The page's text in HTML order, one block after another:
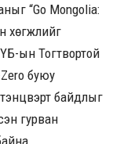
“Go Mongolia:
хөгжлийг
ын Тогтвортой
буюу
байдлыг
гурван